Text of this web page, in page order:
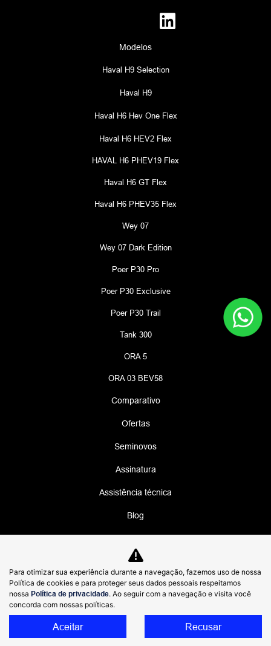
Modelos
Haval H9 Selection
Haval H9
Haval H6 Hev One Flex
Haval H6 HEV2 Flex
HAVAL H6 PHEV19 Flex
Haval H6 GT Flex
Haval H6 PHEV35 Flex
Wey 07
Wey 07 Dark Edition
Poer P30 Pro
Poer P30 Exclusive
Poer P30 Trail
Tank 300
ORA 5
ORA 03 BEV58
Comparativo
Ofertas
Seminovos
Assinatura
Assistência técnica
Blog
No trânsito, enxergar o outro salva vidas.
DIMAS GWM COMERCIO DE AUTOMOVEIS
IMPORTADOS LTDA
48.785.806/0001-69
Para otimizar sua experiência durante a navegação, fazemos uso de nossa
Política de cookies e para proteger seus dados pessoais respeitamos
nossa Política de privacidade. Ao seguir com a navegação e visita você
concorda com nossas políticas.
Aceitar Recusar